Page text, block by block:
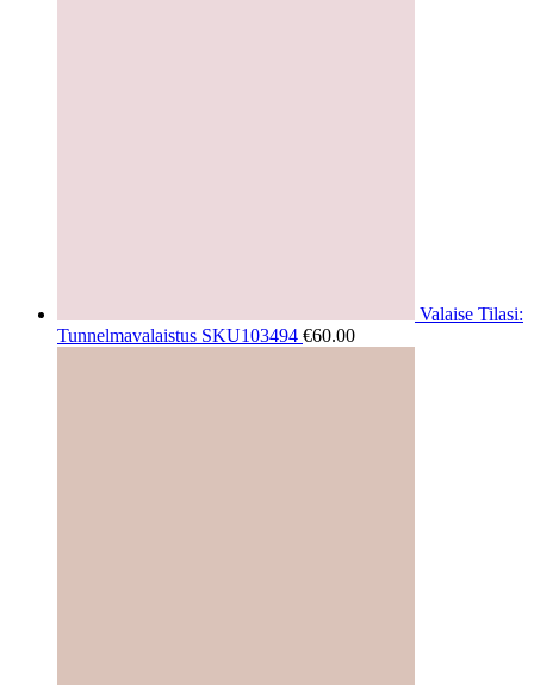
Valaise Tilasi:
Tunnelmavalaistus SKU103494 €60.00